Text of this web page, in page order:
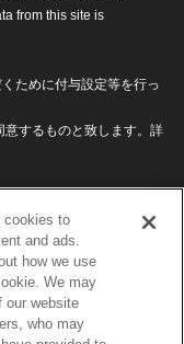
from this site is
ために付与設定等を行っ
するものと致します。詳
Sell or Share My
Information
ャルメディアポリシー
cookies to
and ads.
how we use
We may
our website
who may